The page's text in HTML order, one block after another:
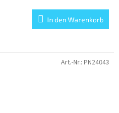
In den Warenkorb
Art.-Nr.: PN24043